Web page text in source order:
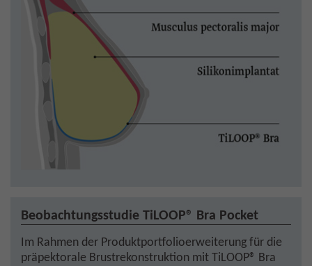
Beobachtungsstudie TiLOOP® Bra Pocket
Im Rahmen der Produktportfolioerweiterung für die
präpektorale Brustrekonstruktion mit TiLOOP® Bra